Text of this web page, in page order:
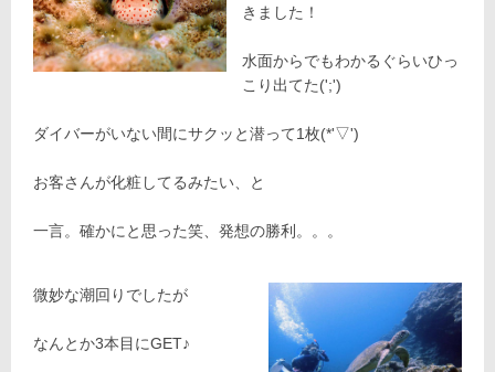
きました！
水面からでもわかるぐらいひっ
こり出てた(';')
ダイバーがいない間にサクッと潜って1枚(*'▽')
お客さんが化粧してるみたい、と
一言。確かにと思った笑、発想の勝利。。。
微妙な潮回りでしたが
なんとか3本目にGET♪